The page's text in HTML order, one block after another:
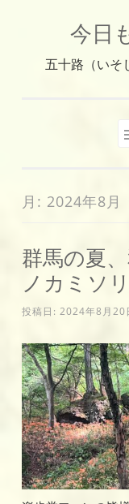
ッ
今日
五十路（いそ
月: 2024年8月
群馬の夏
ノカミソリ
投稿日: 2024年8月20